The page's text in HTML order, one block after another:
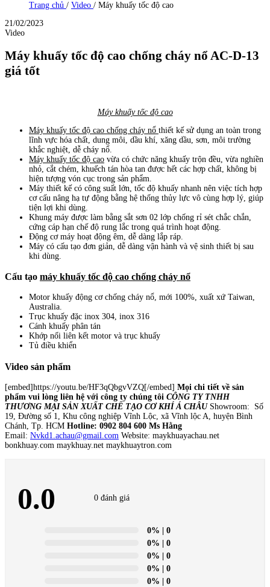
Trang chủ / Video / Máy khuấy tốc độ cao
21/02/2023
Video
Máy khuấy tốc độ cao chống cháy nổ AC-D-13
giá tốt
Máy khuấy tốc độ cao
Máy khuấy tốc độ cao chống cháy nổ thiết kế sử dụng an toàn trong
lĩnh vực hóa chất, dung môi, dầu khí, xăng dầu, sơn, môi trường
khắc nghiệt, dễ cháy nổ.
Máy khuấy tốc độ cao vừa có chức năng khuấy trộn đều, vừa nghiền
nhỏ, cắt chém, khuếch tán hòa tan được hết các hợp chất, không bị
hiện tượng vón cục trong sản phẩm.
Máy thiết kế có công suất lớn, tốc độ khuấy nhanh nên việc tích hợp
cơ cấu nâng hạ tự động bằng hệ thống thủy lực vô cùng hợp lý, giúp
tiện lợi khi dùng.
Khung máy được làm bằng sắt sơn 02 lớp chống rỉ sét chắc chắn,
cứng cáp hạn chế độ rung lắc trong quá trình hoạt động.
Động cơ máy hoạt động êm, dễ dàng lắp ráp.
Máy có cấu tạo đơn giản, dễ dàng vận hành và vệ sinh thiết bị sau
khi dùng.
Cấu tạo máy khuấy tốc độ cao chống cháy nổ
Motor khuấy động cơ chống cháy nổ, mới 100%, xuất xứ Taiwan,
Australia.
Trục khuấy đặc inox 304, inox 316
Cánh khuấy phân tán
Khớp nối liên kết motor và trục khuấy
Tủ điều khiển
Video sản phẩm
[embed]https://youtu.be/HF3qQbgvVZQ[/embed] Mọi chi tiết về sản
phẩm vui lòng liên hệ với công ty chúng tôi CÔNG TY TNHH
THƯƠNG MẠI SẢN XUẤT CHẾ TẠO CƠ KHÍ Á CHÂUShowroom: Số
19, Đường số 1, Khu công nghiệp Vĩnh Lộc, xã Vĩnh lộc A, huyện Bình
Chánh, Tp. HCM Hotline: 0902 804 600 Ms Hằng
Email: Nvkd1.achau@gmail.com Website: maykhuayachau.net
bonkhuay.com maykhuay.net maykhuaytron.com
0.0 0 đánh giá
0% | 0
0% | 0
0% | 0
0% | 0
0% | 0